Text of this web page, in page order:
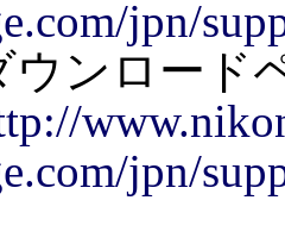
jpn/
ンロード
jpn/